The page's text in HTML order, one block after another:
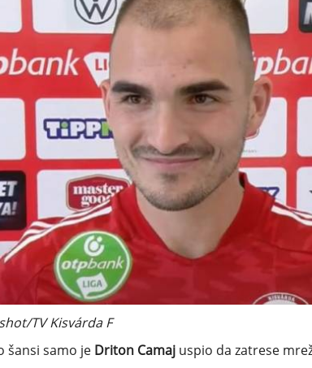
TV Kisvárda F
šansi samo je Driton Camaj uspio da zatrese